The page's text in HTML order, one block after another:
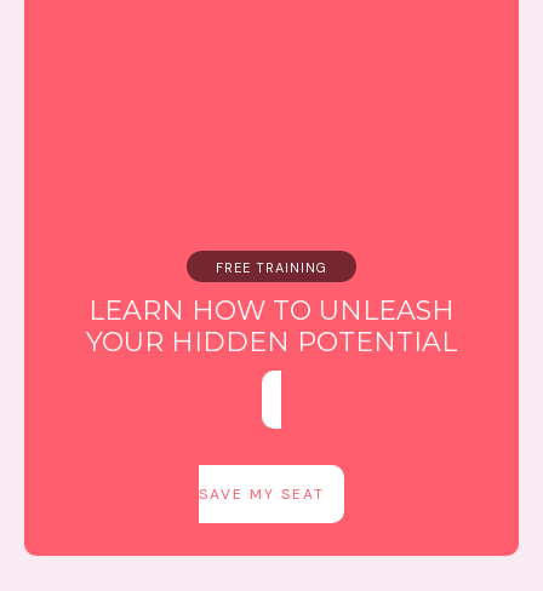
FREE TRAINING
LEARN HOW TO UNLEASH
YOUR HIDDEN POTENTIAL
SAVE MY SEAT